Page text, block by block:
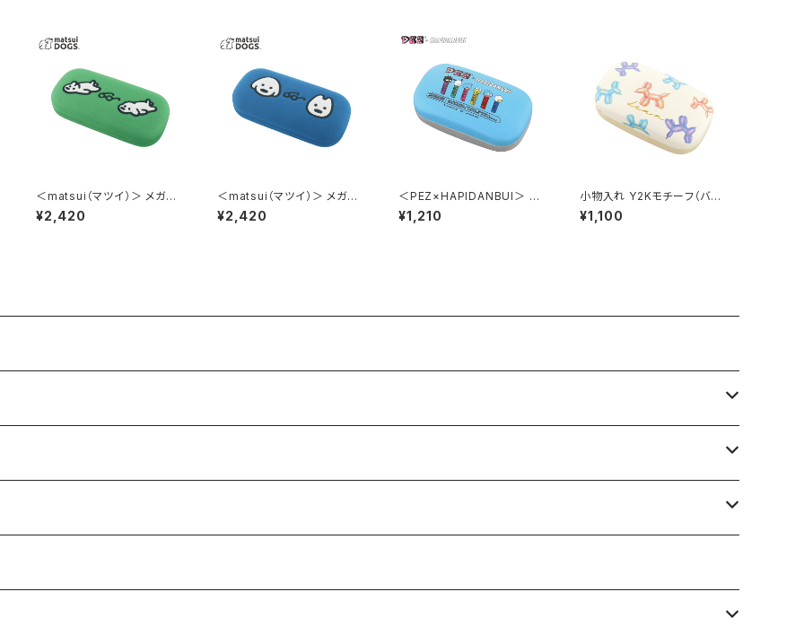
＜matsui（マツイ）＞ メガネ
ケース（メガネクロス付き） m
atsui DOGS LMA-G007-
¥2,420
＜matsui（マツイ）＞ メガネ
ケース（メガネクロス付き） m
atsui DOGS LMA-G007-B
¥2,420
＜PEZ×HAPIDANBUI＞ 小
物入れ HAPIDANBUI/はぴ
だんぶい LPS-G002-BL（ブ
¥1,210
小物入れ Y2Kモチーフ（バル
ーンドッグ） GKO0036-D
¥1,100